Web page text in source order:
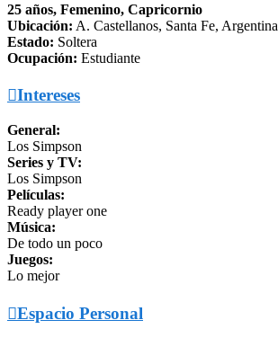
25 años, Femenino, Capricornio
Ubicación: A. Castellanos, Santa Fe, Argentina
Estado: Soltera
Ocupación: Estudiante
Intereses
General:
Los Simpson
Series y TV:
Los Simpson
Películas:
Ready player one
Música:
De todo un poco
Juegos:
Lo mejor
Espacio Personal